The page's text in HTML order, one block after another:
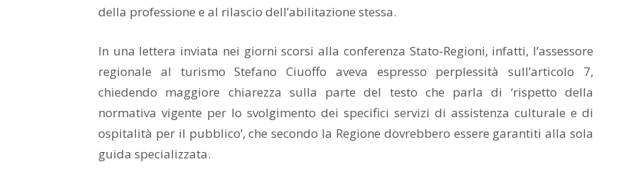
della professione e al rilascio dell’abilitazione stessa.
In una lettera inviata nei giorni scorsi alla conferenza Stato-Regioni, infatti, l’assessore
regionale al turismo Stefano Ciuoffo aveva espresso perplessità sull’articolo 7,
chiedendo maggiore chiarezza sulla parte del testo che parla di ‘rispetto della
normativa vigente per lo svolgimento dei specifici servizi di assistenza culturale e di
ospitalità per il pubblico’, che secondo la Regione dovrebbero essere garantiti alla sola
guida specializzata.